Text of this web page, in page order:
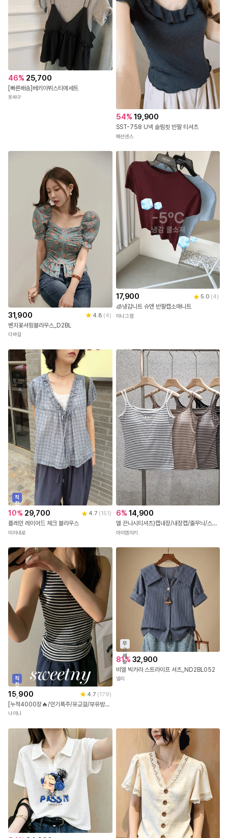
46% 25,700
[빠른배송]베키아뷔스티에세트
옷싸구
54% 19,900
SST-758 U넥 슬림핏 반팔 티셔츠
패션센스
31,900 4.8 (4)
벤지꽃셔링블라우스_D2BL
다바걸
17,900 5.0 (4)
🧊냉감니트 슈앤 반팔캡소매니트
미나그램
직
진
배
송
10% 29,700 4.7 (151 )
플레인 레이어드 체크 블라우스
미리내로
6% 14,900
엘 끈나시티셔츠)캡내장/내장캡/줄무늬/스트라이프/스판굿/캡나시티셔츠/단가라나시티셔츠/숏기장/배색나시/줄무늬나시티/검은줄
아이엠미키
직
진
배
송
15,900 4.7 (179)
[누적4000장🔥/인기폭주/유교걸/부유방/여행룩] 메이폴 단가라 스트라이프 민소매 나시
나이니
무
료
배
송
81% 32,900
비엘 빅카라 스트라이프 셔츠_ND2BL052
넬리